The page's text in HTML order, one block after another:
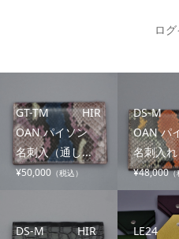
ロ
GT-TM HIR
OAN パイソン
名刺入（通し...
¥50,000 （税込）
DS-
OAN
名刺入れ
¥48,000（
DS-M HIR
LE24